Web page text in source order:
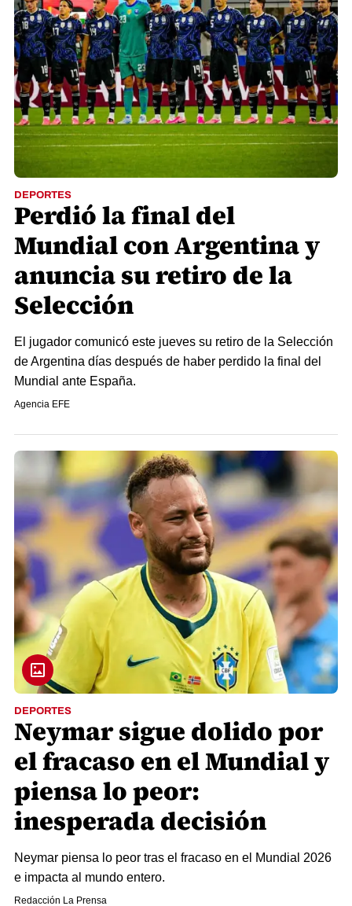
DEPORTES
Perdió la final del
Mundial con Argentina y
anuncia su retiro de la
Selección
El jugador comunicó este jueves su retiro de la Selección
de Argentina días después de haber perdido la final del
Mundial ante España.
Agencia EFE
DEPORTES
Neymar sigue dolido por
el fracaso en el Mundial y
piensa lo peor:
inesperada decisión
Neymar piensa lo peor tras el fracaso en el Mundial 2026
e impacta al mundo entero.
Redacción La Prensa